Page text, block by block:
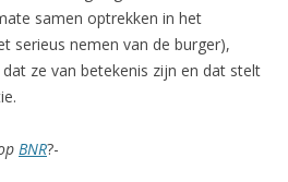
samen optrekken in het
serieus nemen van de burger),
ze van betekenis zijn en dat stelt
BNR?-